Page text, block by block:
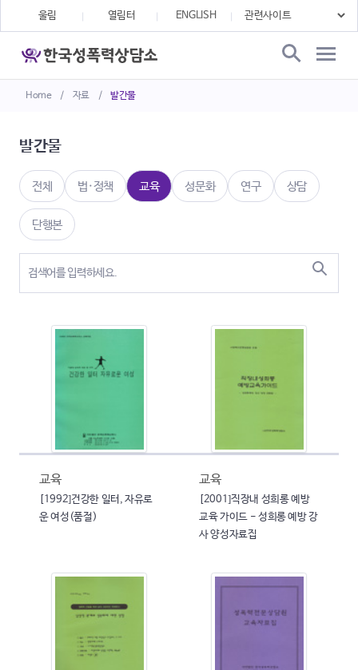
Home / 자료 / 발간물
울림 열림터 ENGLISH
발간물
전체 법·정책 교육 성문화 연구 상담
단행본
교육
[1992]건강한 일터, 자유로
운 여성(품절)
교육
[2001]직장내 성희롱 예방
교육 가이드 - 성희롱 예방 강
사 양성자료집